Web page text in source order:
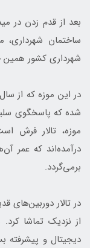
بعد از قدم زدن در
ساختمان شهرداری،
شهرداری کشور همین
شده که پاسخگوی
موزه، تالار فرش
برمی‌گردد.
در تالار دوربین‌های
از نزدیک تماشا کرد.
دیجیتال و